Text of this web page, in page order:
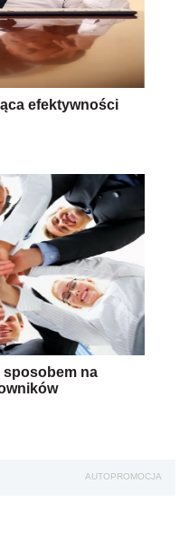
efektywności
sposobem na
AUTOPROMOCJA